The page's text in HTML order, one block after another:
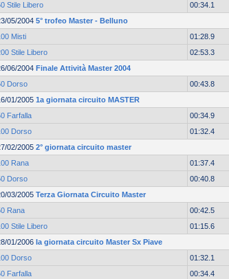
Stile Libero
00:34.1
05/2004 5° trofeo Master - Belluno
Misti
01:28.9
Stile Libero
02:53.3
06/2004 Finale Attività Master 2004
Dorso
00:43.8
01/2005 1a giornata circuito MASTER
Farfalla
00:34.9
Dorso
01:32.4
02/2005 2° giornata circuito master
Rana
01:37.4
Dorso
00:40.8
03/2005 Terza Giornata Circuito Master
Rana
00:42.5
Stile Libero
01:15.6
01/2006 Ia giornata circuito Master Sx Piave
Dorso
01:32.1
Farfalla
00:34.4